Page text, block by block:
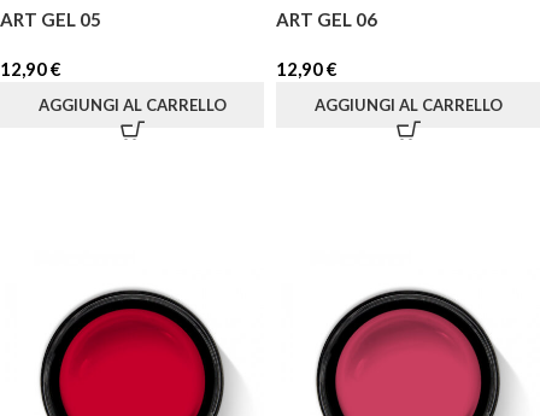
ART GEL 05
12,90€
AGGIUNGI AL CARRELLO
ART GEL 06
12,90€
AGGIUNGI AL CARRELLO